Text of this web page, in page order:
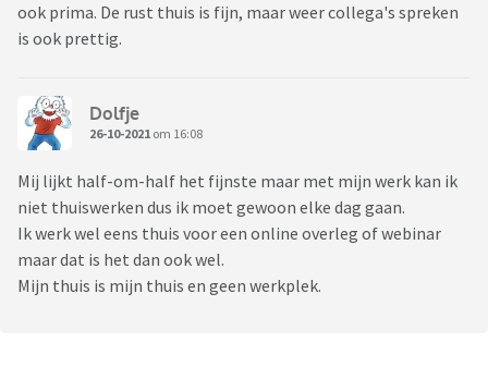
ook prima. De rust thuis is fijn, maar weer collega's spreken
is ook prettig.
Dolfje
26-10-2021 om 16:08
Mij lijkt half-om-half het fijnste maar met mijn werk kan ik
niet thuiswerken dus ik moet gewoon elke dag gaan.
Ik werk wel eens thuis voor een online overleg of webinar
maar dat is het dan ook wel.
Mijn thuis is mijn thuis en geen werkplek.